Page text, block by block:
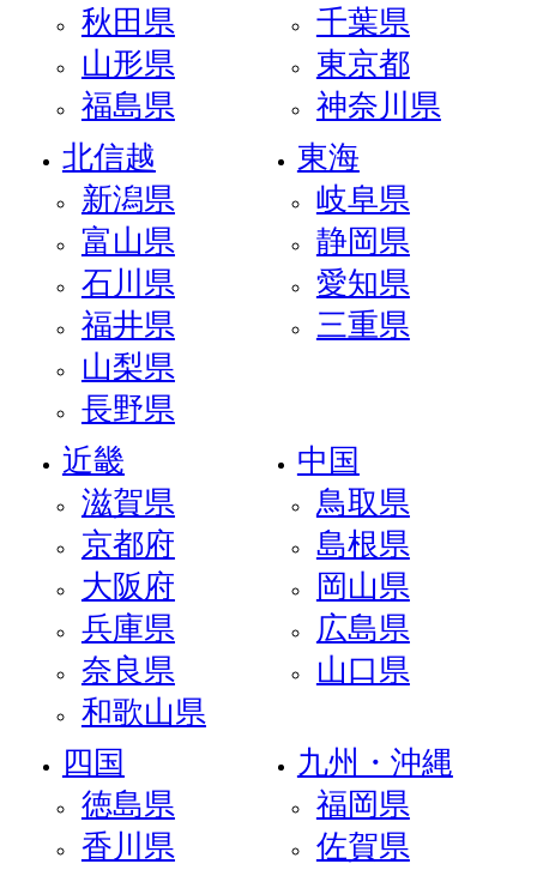
秋田県
山形県
福島県
千葉県
東京都
神奈川県
北信越
新潟県
富山県
石川県
福井県
山梨県
長野県
東海
岐阜県
静岡県
愛知県
三重県
近畿
滋賀県
京都府
大阪府
兵庫県
奈良県
和歌山県
中国
鳥取県
島根県
岡山県
広島県
山口県
四国
徳島県
香川県
九州・沖縄
福岡県
佐賀県